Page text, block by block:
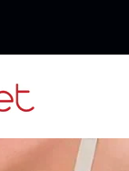
TC120)